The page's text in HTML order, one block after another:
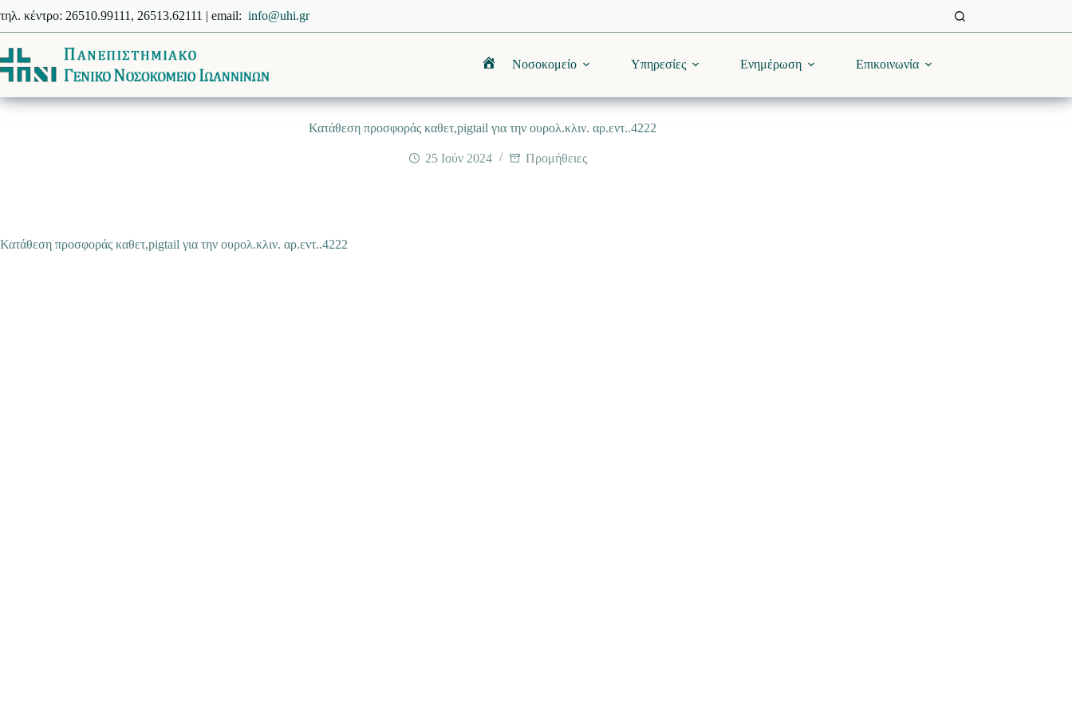
στο
περιεχόμενο
τηλ. κέντρο: 26510.99111, 26513.62111 | email: info@uhi.gr
ΑρχικήΝοσοκομείο Υπηρεσίες Ενημέρωση Επικοινωνία
Κατάθεση προσφοράς καθετ,pigtail για την ουρολ.κλιν. αρ.εντ..4222
25 Ιούν 2024 Προμήθειες
Κατάθεση προσφοράς καθετ,pigtail για την ουρολ.κλιν. αρ.εντ..4222